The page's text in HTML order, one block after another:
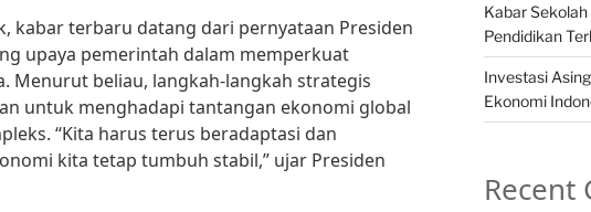
kabar terbaru datang dari pernyataan Presiden
upaya pemerintah dalam memperkuat
Menurut beliau, langkah-langkah strategis
untuk menghadapi tantangan ekonomi global
“Kita harus terus beradaptasi dan
kita tetap tumbuh stabil,” ujar Presiden
Kabar
Pendidikan
Investasi
Ekonomi
Recent